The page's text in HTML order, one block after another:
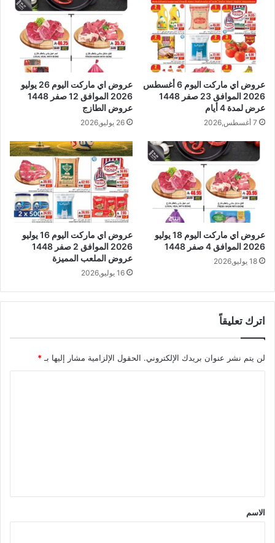
عروض اي ماركت اليوم 6 أغسطس
2026 الموافق 23 صفر 1448
عرض لمدة 4 أيام
7 أغسطس,2026
عروض اي ماركت اليوم 26 يوليو
2026 الموافق 12 صفر 1448
عروض الطازج
26 يوليو,2026
عروض اي ماركت اليوم 18 يوليو
2026 الموافق 4 صفر 1448
18 يوليو,2026
عروض اي ماركت اليوم 16 يوليو
2026 الموافق 2 صفر 1448
عروض الملعب المميزة
16 يوليو,2026
اترك تعليقاً
لن يتم نشر عنوان بريدك الإلكتروني. الحقول الإلزامية مشار إليها بـ*
*
الاسم